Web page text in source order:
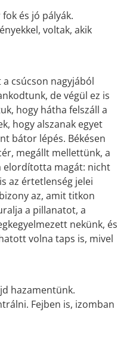
és jó pályák.
voltak, akik
csúcson nagyjából
de végül ez is
hogy hátha felszáll a
hogy alszanak egyet
bátor lépés. Békésen
megállt mellettünk, a
elordította magát: nicht
az értetlenség jelei
az, amit titkon
a pillanatot, a
nekünk, és
volna taps is, mivel
hazamentünk.
Fejben is, izomban